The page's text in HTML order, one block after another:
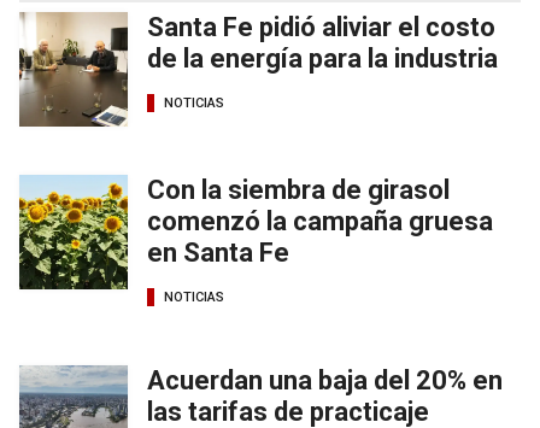
Santa Fe pidió aliviar el costo
de la energía para la industria
NOTICIAS
Con la siembra de girasol
comenzó la campaña gruesa
en Santa Fe
NOTICIAS
Acuerdan una baja del 20% en
las tarifas de practicaje